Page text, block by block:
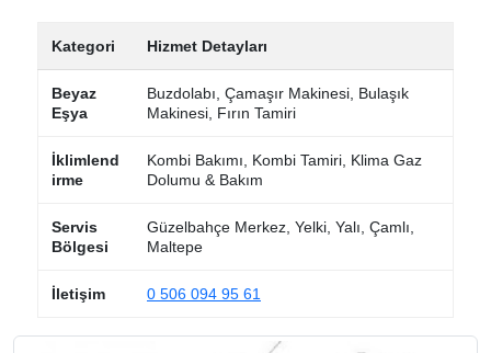
Kategori Hizmet Detayları
Beyaz
Eşya
Buzdolabı, Çamaşır Makinesi, Bulaşık
Makinesi, Fırın Tamiri
İklimlend
irme
Kombi Bakımı, Kombi Tamiri, Klima Gaz
Dolumu & Bakım
Servis
Bölgesi
Güzelbahçe Merkez, Yelki, Yalı, Çamlı,
Maltepe
İletişim 0 506 094 95 61